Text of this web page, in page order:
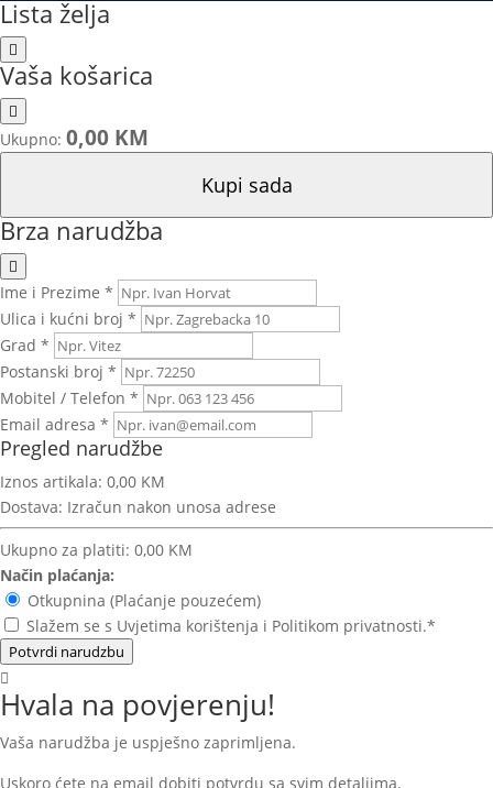
Lista želja
Vaša košarica
Ukupno: 0,00 KM
Kupi sada
Brza narudžba
Ime i Prezime *
Ulica i kućni broj *
Grad *
Postanski broj *
Mobitel / Telefon *
Email adresa *
Pregled narudžbe
Iznos artikala: 0,00 KM
Dostava: Izračun nakon unosa adrese
Ukupno za platiti: 0,00 KM
Način plaćanja:
Otkupnina (Plaćanje pouzećem)
Slažem se s Uvjetima korištenja i Politikom privatnosti.*
Potvrdi narudzbu
Hvala na povjerenju!
Vaša narudžba je uspješno zaprimljena.
Uskoro ćete na email dobiti potvrdu sa svim detaljima.